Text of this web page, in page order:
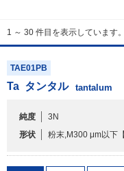
常温常圧で気体であり、弊
放射性元素または人工元素
キー
1 ～ 30 件目を表示しています
TAE01PB
Ta タンタル tantalum
純度
3N
形状
粉末,M300 μm以下